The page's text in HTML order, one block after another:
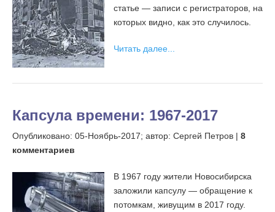
статье — записи с регистраторов, на
которых видно, как это случилось.
Читать далее...
Капсула времени: 1967-2017
Опубликовано: 05-Ноябрь-2017; автор: Сергей Петров | 8
комментариев
В 1967 году жители Новосибирска
заложили капсулу — обращение к
потомкам, живущим в 2017 году.